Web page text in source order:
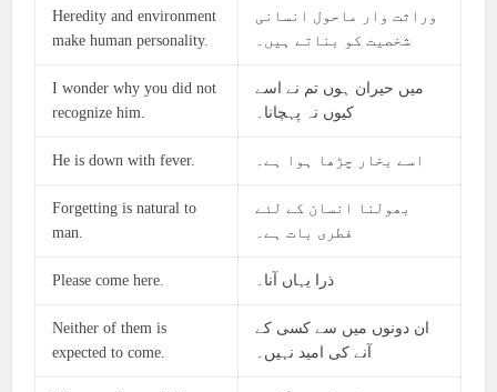
Heredity and environment
make human personality.
وراثت وار ماحول انسانی
شخصیت کو بناتے ہیں۔
I wonder why you did not
recognize him.
میں حیران ہوں تم نے اسے
کیوں نہ پہچانا۔
He is down with fever. اسے بخار چڑھا ہوا ہے۔
Forgetting is natural to
man.
بھولنا انسان کے لئے
فطری بات ہے۔
Please come here. ذرا یہاں آنا۔
Neither of them is
expected to come.
ان دونوں میں سے کسی کے
آنے کی امید نہیں۔